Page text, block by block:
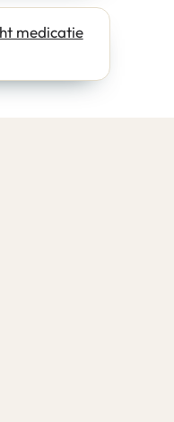
medicatie